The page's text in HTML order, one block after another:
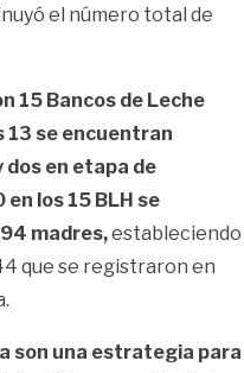
el número total de
15 Bancos de Leche
13 se encuentran
dos en etapa de
los 15 BLH se
madres,estableciendo
que se registraron en
son una estrategia para